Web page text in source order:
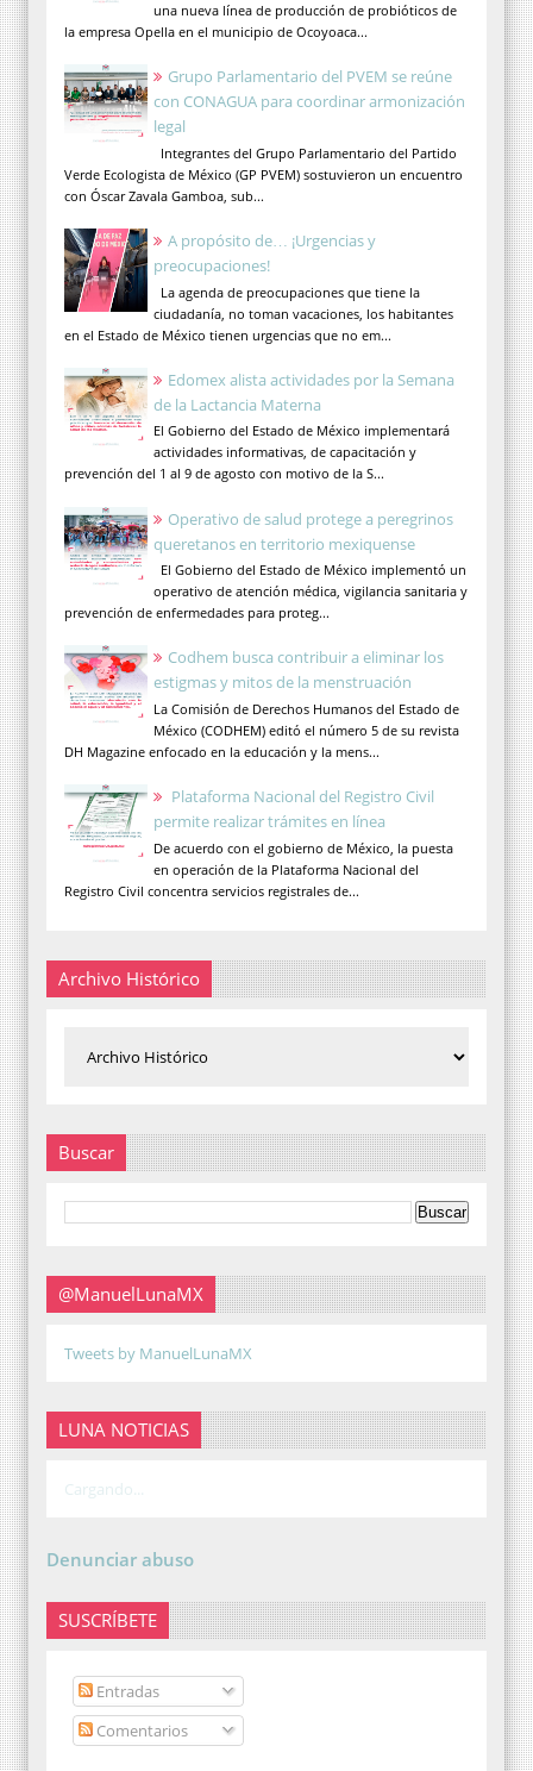
una nueva línea de producción de probióticos de
la empresa Opella en el municipio de Ocoyoaca...
Grupo Parlamentario del PVEM se reúne
con CONAGUA para coordinar armonización
legal
Integrantes del Grupo Parlamentario del Partido
Verde Ecologista de México (GP PVEM) sostuvieron un encuentro
con Óscar Zavala Gamboa, sub...
A propósito de… ¡Urgencias y
preocupaciones!
La agenda de preocupaciones que tiene la
ciudadanía, no toman vacaciones, los habitantes
en el Estado de México tienen urgencias que no em...
Edomex alista actividades por la Semana
de la Lactancia Materna
El Gobierno del Estado de México implementará
actividades informativas, de capacitación y
prevención del 1 al 9 de agosto con motivo de la S...
Operativo de salud protege a peregrinos
queretanos en territorio mexiquense
El Gobierno del Estado de México implementó un
operativo de atención médica, vigilancia sanitaria y
prevención de enfermedades para proteg...
Codhem busca contribuir a eliminar los
estigmas y mitos de la menstruación
La Comisión de Derechos Humanos del Estado de
México (CODHEM) editó el número 5 de su revista
DH Magazine enfocado en la educación y la mens...
Plataforma Nacional del Registro Civil
permite realizar trámites en línea
De acuerdo con el gobierno de México, la puesta
en operación de la Plataforma Nacional del
Registro Civil concentra servicios registrales de...
Archivo Histórico
Buscar
@ManuelLunaMX
Tweets by ManuelLunaMX
LUNA NOTICIAS
Cargando...
Denunciar abuso
SUSCRÍBETE
Entradas
Comentarios